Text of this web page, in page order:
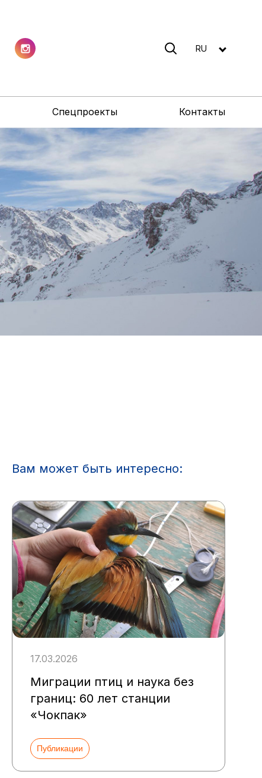
RU
Спецпроекты Контакты
Вам может быть интересно:
17.03.2026
Миграции птиц и наука без
границ: 60 лет станции
«Чокпак»
Публикации